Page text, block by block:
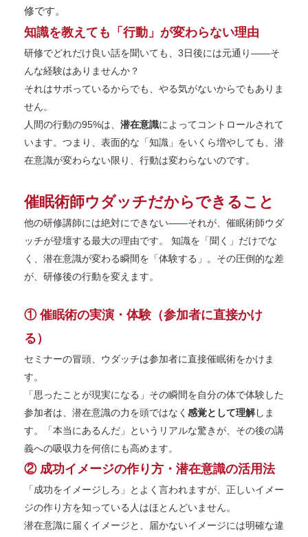
修です。
知識を教えても「行動」が変わらない理由
研修でどれだけ良い話を聞いても、3日後には元通り——そ
んな経験はありませんか？
それはサボっているからでも、やる気がないからでもありま
せん。
人間の行動の95%は、 潜在意識によってコントロールされて
います。つまり、表面的な「知識」をいくら増やしても、潜
在意識が変わらない限り、行動は変わらないのです。
催眠術師ウダッチだからできること
他の研修講師には絶対にできない——それが、催眠術師ウダ
ッチが登壇する最大の理由です。 知識を「聞く」だけでな
く、潜在意識が変わる瞬間を「体験する」。その圧倒的な差
が、研修後の行動を変えます。
① 催眠術の実演・体験（参加者に直接かけ
る）
セミナーの冒頭、ウダッチは参加者に直接催眠術をかけま
す。
「思ったことが現実になる」その瞬間を自分の体で体験した
参加者は、潜在意識の力を頭ではなく 感覚として理解しま
す。「本当にあるんだ」というリアルな驚きが、その後の講
義への吸収力を何倍にも高めます。
② 成功イメージの作り方・潜在意識の活用法
「成功をイメージしろ」とよく言われますが、正しいイメー
ジの作り方を知っている人はほとんどいません。
潜在意識に届くイメージと、届かないイメージには明確な違